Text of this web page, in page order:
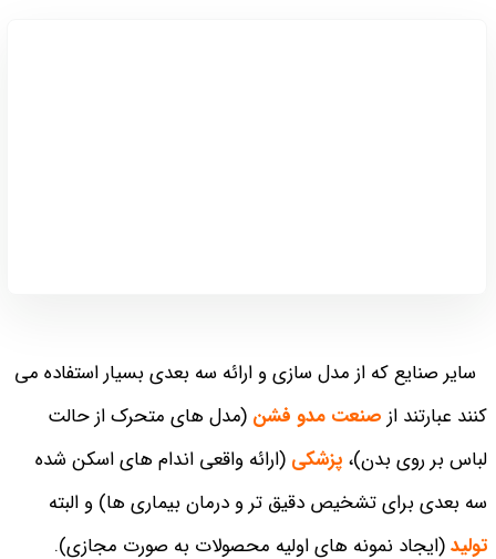
سایر صنایع که از مدل سازی و ارائه سه بعدی بسیار استفاده می
کنند عبارتند از صنعت مدو فشن (مدل های متحرک از حالت
لباس بر روی بدن)، پزشکی (ارائه واقعی اندام های اسکن شده
سه بعدی برای تشخیص دقیق تر و درمان بیماری ها) و البته
تولید(ایجاد نمونه های اولیه محصولات به صورت مجازی).